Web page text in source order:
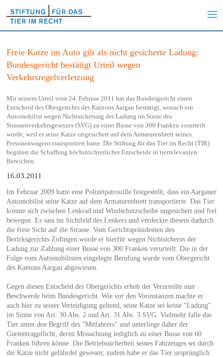
Freie Katze im Auto gilt als nicht gesicherte Ladung:
Bundesgericht bestätigt Urteil wegen
Verkehrsregelverletzung
Mit seinem Urteil vom 24. Februar 2011 hat das Bundesgericht einen
Entscheid des Obergerichts des Kantons Aargau bestätigt, wonach ein
Automobilist wegen Nichtsicherung der Ladung im Sinne des
Strassenverkehrsgesetzes (SVG) zu einer Busse von 300 Franken verurteilt
wurde, weil er seine Katze ungesichert auf dem Armaturenbrett seines
Personenwagens transportiert hatte. Die Stiftung für das Tier im Recht (TIR)
begrüsst die Schaffung höchstrichterlicher Entscheide in tierrelevanten
Bereichen.
16.03.2011
Im Februar 2009 hatte eine Polizeipatrouille festgestellt, dass ein Aargauer
Automobilist seine Katze auf dem Armaturenbrett transportierte. Das Tier
konnte sich zwischen Lenkrad und Windschutzscheibe ungesichert und frei
bewegen. Es sass im Sichtfeld des Lenkers und verdeckte diesem dadurch
die freie Sicht auf die Strasse. Vom Gerichtspräsidenten des
Bezirksgerichts Zofingen wurde er hierfür wegen Nichtsicherns der
Ladung zur Zahlung einer Busse von 300 Franken verurteilt. Die in der
Folge vom Automobilisten eingelegte Berufung wurde vom Obergericht
des Kantons Aargau abgewiesen.
Gegen diesen Entscheid des Obergerichts erhob der Verurteilte nun
Beschwerde beim Bundesgericht. Wie vor den Vorinstanzen machte er
auch hier zu seiner Verteidigung geltend, seine Katze sei keine "Ladung"
im Sinne von Art. 30 Abs. 2 und Art. 31 Abs. 3 SVG. Vielmehr falle das
Tier unter den Begriff des "Mitfahrers" und unterliege daher der
Gurtentragpflicht, deren Missachtung lediglich zu einer Busse von 60
Franken führen könne. Die Betriebssicherheit seines Fahrzeuges sei durch
die Katze nicht gefährdet gewesen; zudem habe er das Tier ursprünglich